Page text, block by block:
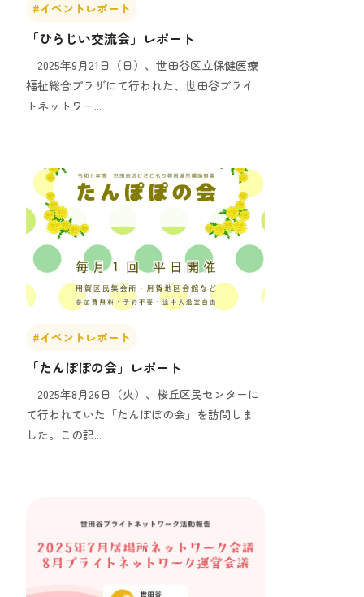
#イベントレポート
「ひらじい交流会」レポート
2025年9月21日（日）、世田谷区立保健医療
福祉総合プラザにて行われた、世田谷ブライ
トネットワー...
#イベントレポート
「たんぽぽの会」レポート
2025年8月26日（火）、桜丘区民センターに
て行われていた「たんぽぽの会」を訪問しま
した。この記...